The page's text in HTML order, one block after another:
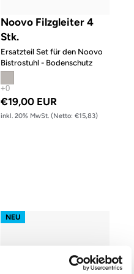
Noovo Filzgleiter 4
Stk.
Ersatzteil Set für den Noovo
Bistrostuhl - Bodenschutz
€19,00 EUR
inkl. 20% MwSt. (Netto: €15,83)
Curve Sitzpad
NEU